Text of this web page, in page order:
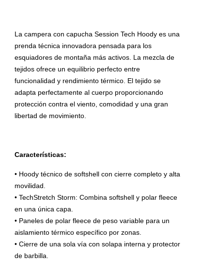
La campera con capucha Session Tech Hoody es una
prenda técnica innovadora pensada para los
esquiadores de montaña más activos. La mezcla de
tejidos ofrece un equilibrio perfecto entre
funcionalidad y rendimiento térmico. El tejido se
adapta perfectamente al cuerpo proporcionando
protección contra el viento, comodidad y una gran
libertad de movimiento.
Características:
• Hoody técnico de softshell con cierre completo y alta
movilidad.
• TechStretch Storm: Combina softshell y polar fleece
en una única capa.
• Paneles de polar fleece de peso variable para un
aislamiento térmico específico por zonas.
• Cierre de una sola vía con solapa interna y protector
de barbilla.